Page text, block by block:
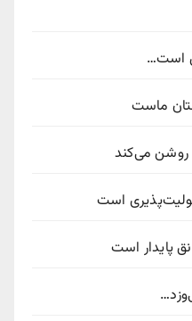
است…
ماست
روشن می‌کند
است
پایدار است